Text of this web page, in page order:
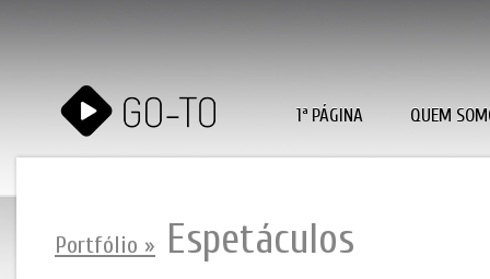
1ª PÁGINA QUEM
Portfólio » Espetáculos